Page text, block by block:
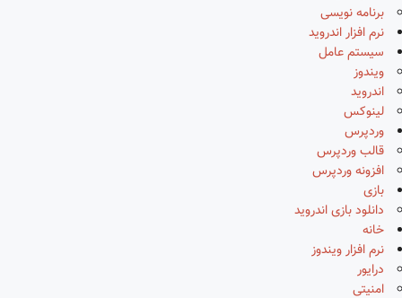
برنامه نویسی
نرم افزار اندروید
سیستم عامل
ویندوز
اندروید
لینوکس
وردپرس
قالب وردپرس
افزونه وردپرس
بازی
دانلود بازی اندروید
خانه
نرم افزار ویندوز
درایور
امنیتی